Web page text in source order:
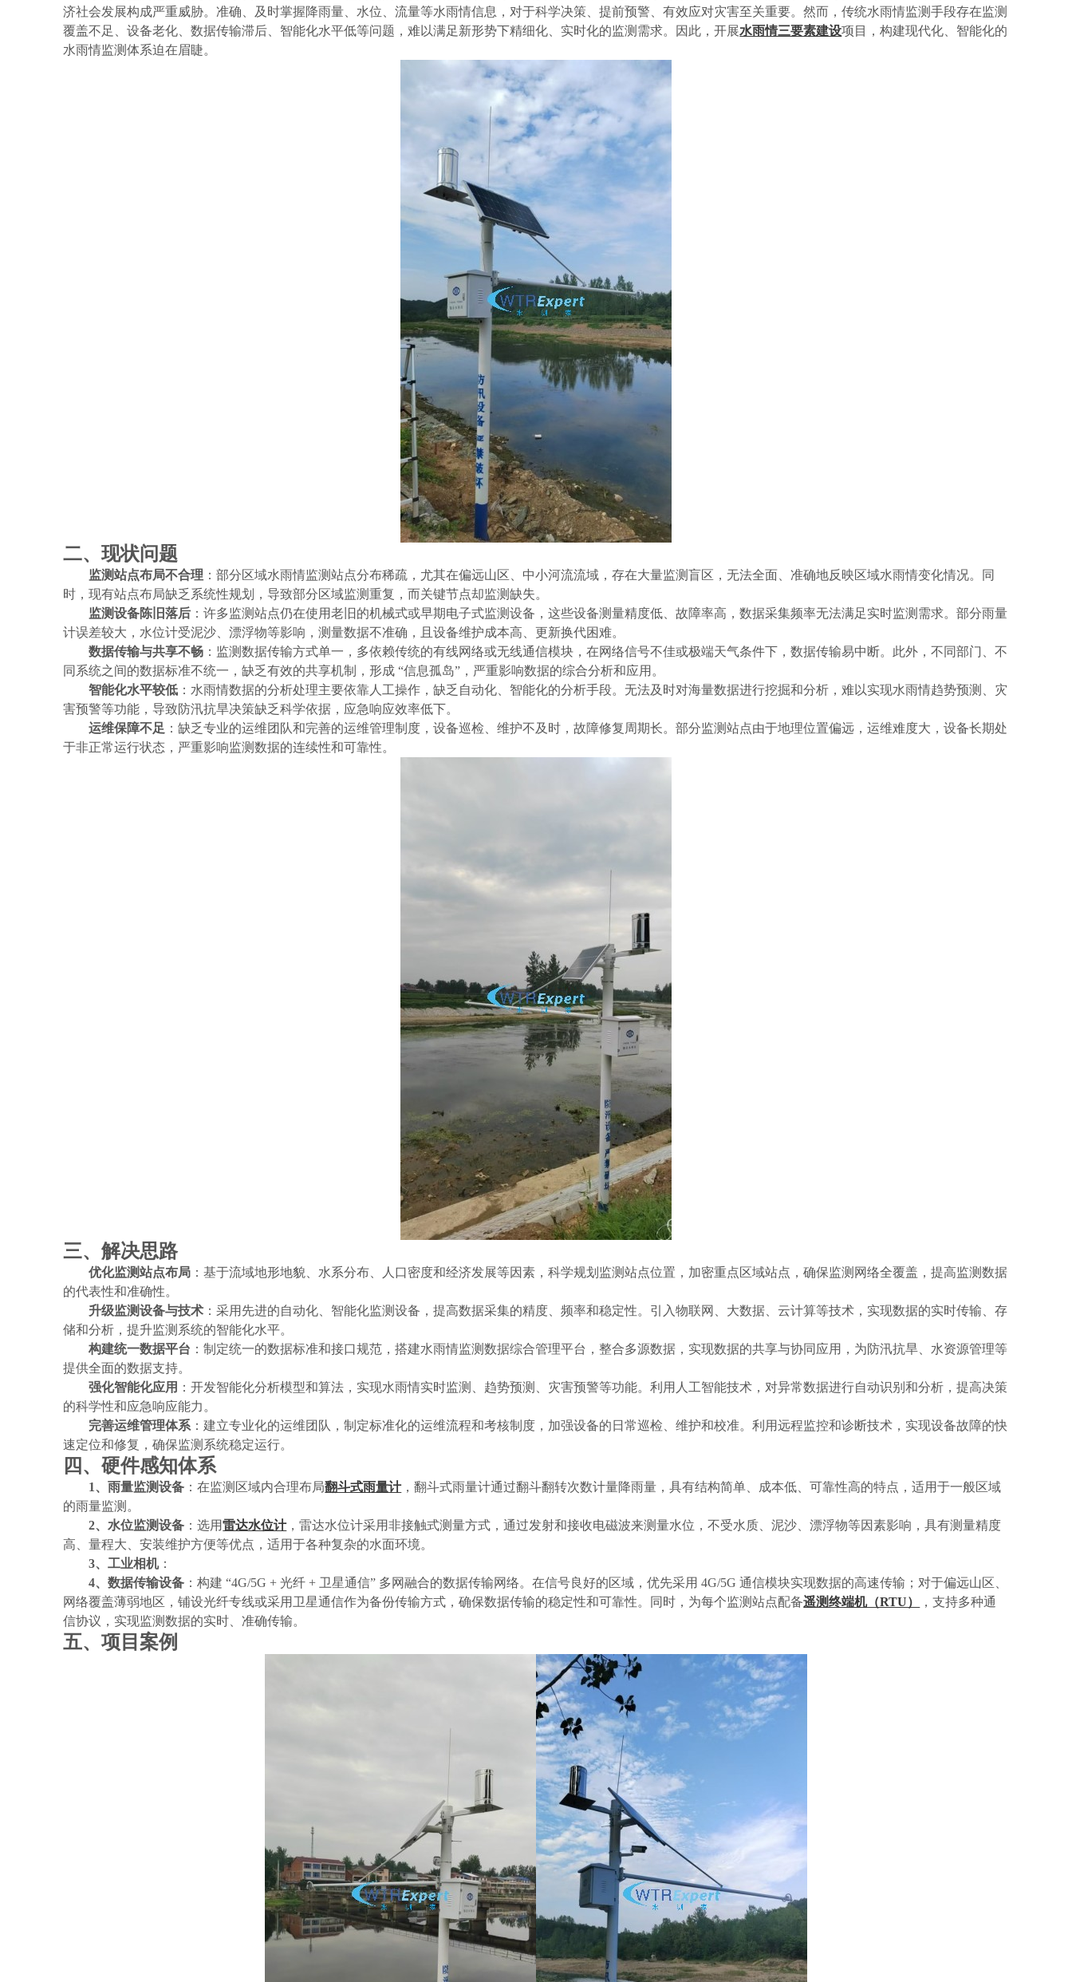
济社会发展构成严重威胁。准确、及时掌握降雨量、水位、流量等水雨情信息，对于科学决策、提前预警、有效应对灾害至关重要。然而，传统水雨情监测手段存在监测
覆盖不足、设备老化、数据传输滞后、智能化水平低等问题，难以满足新形势下精细化、实时化的监测需求。因此，开展水雨情三要素建设项目，构建现代化、智能化的
水雨情监测体系迫在眉睫。
二、现状问题
监测站点布局不合理 ：部分区域水雨情监测站点分布稀疏，尤其在偏远山区、中小河流流域，存在大量监测盲区，无法全面、准确地反映区域水雨情变化情况。同
时，现有站点布局缺乏系统性规划，导致部分区域监测重复，而关键节点却监测缺失。
监测设备陈旧落后 ：许多监测站点仍在使用老旧的机械式或早期电子式监测设备，这些设备测量精度低、故障率高，数据采集频率无法满足实时监测需求。部分雨量
计误差较大，水位计受泥沙、漂浮物等影响，测量数据不准确，且设备维护成本高、更新换代困难。
数据传输与共享不畅 ：监测数据传输方式单一，多依赖传统的有线网络或无线通信模块，在网络信号不佳或极端天气条件下，数据传输易中断。此外，不同部门、不
同系统之间的数据标准不统一，缺乏有效的共享机制，形成 “信息孤岛”，严重影响数据的综合分析和应用。
智能化水平较低 ：水雨情数据的分析处理主要依靠人工操作，缺乏自动化、智能化的分析手段。无法及时对海量数据进行挖掘和分析，难以实现水雨情趋势预测、灾
害预警等功能，导致防汛抗旱决策缺乏科学依据，应急响应效率低下。
运维保障不足 ：缺乏专业的运维团队和完善的运维管理制度，设备巡检、维护不及时，故障修复周期长。部分监测站点由于地理位置偏远，运维难度大，设备长期处
于非正常运行状态，严重影响监测数据的连续性和可靠性。
三、解决思路
优化监测站点布局 ：基于流域地形地貌、水系分布、人口密度和经济发展等因素，科学规划监测站点位置，加密重点区域站点，确保监测网络全覆盖，提高监测数据
的代表性和准确性。
升级监测设备与技术 ：采用先进的自动化、智能化监测设备，提高数据采集的精度、频率和稳定性。引入物联网、大数据、云计算等技术，实现数据的实时传输、存
储和分析，提升监测系统的智能化水平。
构建统一数据平台 ：制定统一的数据标准和接口规范，搭建水雨情监测数据综合管理平台，整合多源数据，实现数据的共享与协同应用，为防汛抗旱、水资源管理等
提供全面的数据支持。
强化智能化应用 ：开发智能化分析模型和算法，实现水雨情实时监测、趋势预测、灾害预警等功能。利用人工智能技术，对异常数据进行自动识别和分析，提高决策
的科学性和应急响应能力。
完善运维管理体系 ：建立专业化的运维团队，制定标准化的运维流程和考核制度，加强设备的日常巡检、维护和校准。利用远程监控和诊断技术，实现设备故障的快
速定位和修复，确保监测系统稳定运行。
四、硬件感知体系
1、雨量监测设备 ：在监测区域内合理布局翻斗式雨量计，翻斗式雨量计通过翻斗翻转次数计量降雨量，具有结构简单、成本低、可靠性高的特点，适用于一般区域
的雨量监测。
2、水位监测设备 ：选用雷达水位计，雷达水位计采用非接触式测量方式，通过发射和接收电磁波来测量水位，不受水质、泥沙、漂浮物等因素影响，具有测量精度
高、量程大、安装维护方便等优点，适用于各种复杂的水面环境。
3、工业相机：
4、数据传输设备 ：构建 “4G/5G + 光纤 + 卫星通信” 多网融合的数据传输网络。在信号良好的区域，优先采用 4G/5G 通信模块实现数据的高速传输；对于偏远山区、
网络覆盖薄弱地区，铺设光纤专线或采用卫星通信作为备份传输方式，确保数据传输的稳定性和可靠性。同时，为每个监测站点配备遥测终端机（RTU）
，支持多种通
信协议，实现监测数据的实时、准确传输。
五、项目案例